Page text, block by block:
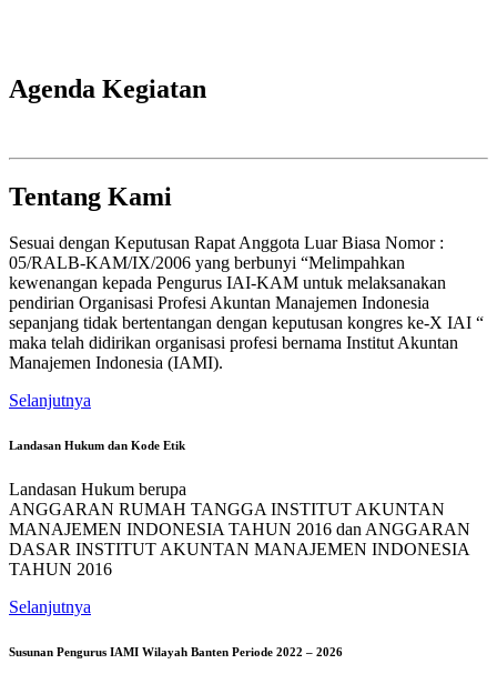
Agenda Kegiatan
Tentang Kami
Sesuai dengan Keputusan Rapat Anggota Luar Biasa Nomor :
05/RALB-KAM/IX/2006 yang berbunyi “Melimpahkan
kewenangan kepada Pengurus IAI-KAM untuk melaksanakan
pendirian Organisasi Profesi Akuntan Manajemen Indonesia
sepanjang tidak bertentangan dengan keputusan kongres ke-X IAI “
maka telah didirikan organisasi profesi bernama Institut Akuntan
Manajemen Indonesia (IAMI).
Selanjutnya
Landasan Hukum dan Kode Etik
Landasan Hukum berupa
ANGGARAN RUMAH TANGGA INSTITUT AKUNTAN
MANAJEMEN INDONESIA TAHUN 2016 dan ANGGARAN
DASAR INSTITUT AKUNTAN MANAJEMEN INDONESIA
TAHUN 2016
Selanjutnya
Susunan Pengurus IAMI Wilayah Banten Periode 2022 – 2026